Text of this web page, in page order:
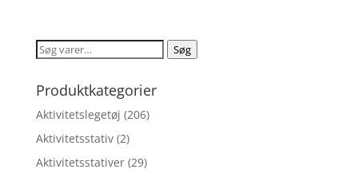
Søg
Søg
Produktkategorier
Aktivitetslegetøj (206)
Aktivitetsstativ (2)
Aktivitetsstativer (29)